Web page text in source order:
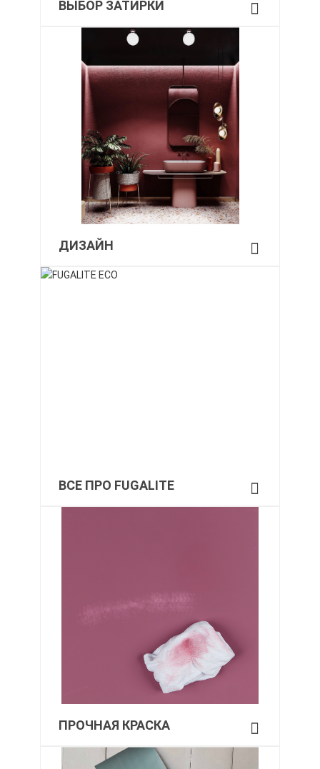
ВЫБОР ЗАТИРКИ
ДИЗАЙН
ВСЕ ПРО FUGALITE
ПРОЧНАЯ КРАСКА